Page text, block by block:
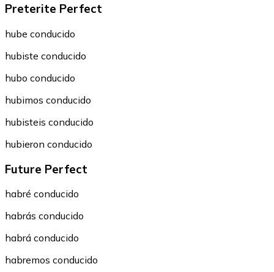
Preterite Perfect
hube conducido
hubiste conducido
hubo conducido
hubimos conducido
hubisteis conducido
hubieron conducido
Future Perfect
habré conducido
habrás conducido
habrá conducido
habremos conducido